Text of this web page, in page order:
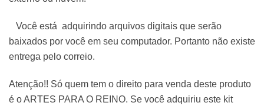
Você está adquirindo arquivos digitais que serão
baixados por você em seu computador. Portanto não existe
entrega pelo correio.
Atenção!! Só quem tem o direito para venda deste produto
é o ARTES PARA O REINO. Se você adquiriu este kit